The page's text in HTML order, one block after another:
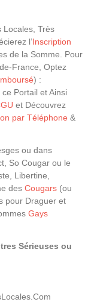
Locales, Très
l’Inscription
de la Somme. Pour
France, Optez
) :
ce Portail et Ainsi
et Découvrez
par Téléphone &
ou dans
So Cougar ou le
Libertine,
des Cougars (ou
pour Draguer et
Gays
Sérieuses ou